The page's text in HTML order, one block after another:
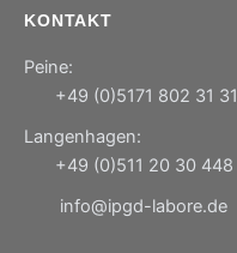
KONTAKT
Peine:
+49 (0)5171 802 31 31
Langenhagen:
+49 (0)511 20 30 448
info@ipgd-labore.de